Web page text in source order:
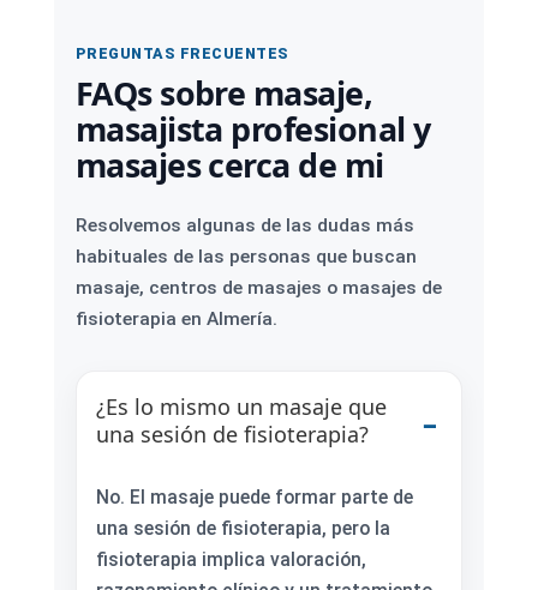
PREGUNTAS FRECUENTES
FAQs sobre masaje,
masajista profesional y
masajes cerca de mi
Resolvemos algunas de las dudas más
habituales de las personas que buscan
masaje, centros de masajes o masajes de
fisioterapia en Almería.
¿Es lo mismo un masaje que
una sesión de fisioterapia?
No. El masaje puede formar parte de
una sesión de fisioterapia, pero la
fisioterapia implica valoración,